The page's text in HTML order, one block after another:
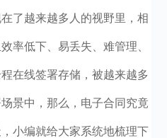
了越来越多人的视野里，相
率低下、易丢失、难管理、
在线签署存储，被越来越多
景中，那么，电子合同究竟
小编就给大家系统地梳理下